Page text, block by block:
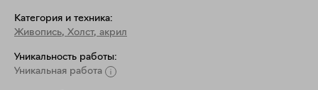
Категория и техника:
Живопись, Холст, акрил
Уникальность работы:
Уникальная работа